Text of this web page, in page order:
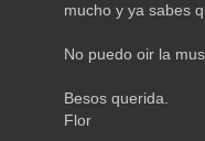
mucho y ya sabes
No puedo oir la
Besos querida.
Flor